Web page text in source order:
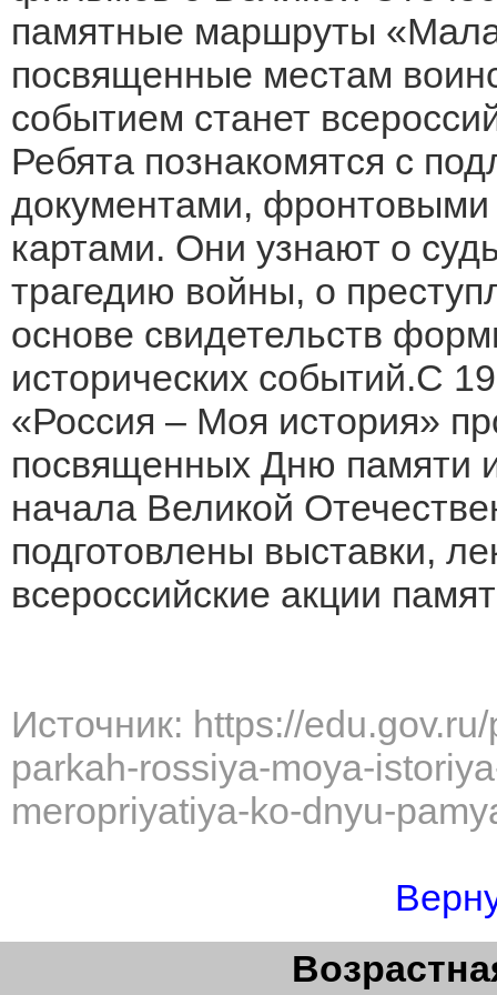
памятные маршруты
посвященные местам
событием станет
Ребята познакомятся с
документами,
картами. Они узнают о
трагедию войны, о
основе свидетельств
исторических событий.С
«Россия – Моя история»
посвященных Дню памяти
начала Великой
подготовлены выставки,
всероссийские акции
Источник: https://
parkah-rossiya-moya-
meropriyatiya-ko-dnyu-